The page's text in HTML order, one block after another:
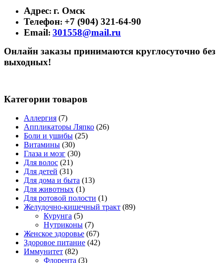
Адрес: г. Омск
Телефон: +7 (904) 321-64-90
Email: 301558@mail.ru
Онлайн заказы принимаются круглосуточно без
выходных!
Категории товаров
Аллергия (7)
Аппликаторы Ляпко (26)
Боли и ушибы (25)
Витамины (30)
Глаза и мозг (30)
Для волос (21)
Для детей (31)
Для дома и быта (13)
Для животных (1)
Для ротовой полости (1)
Желудочно-кишечный тракт (89)
Курунга (5)
Нутриконы (7)
Женское здоровье (67)
Здоровое питание (42)
Иммунитет (82)
Флорента (3)